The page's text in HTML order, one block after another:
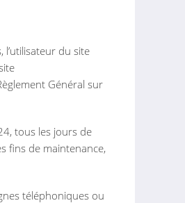
du site
Général sur
tous les jours de
fins de maintenance,
téléphoniques ou